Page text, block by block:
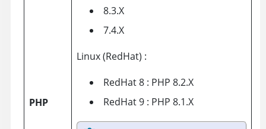
PHP
8.3.X
7.4.X
Linux (RedHat) :
RedHat 8 : PHP 8.2.X
RedHat 9 : PHP 8.1.X